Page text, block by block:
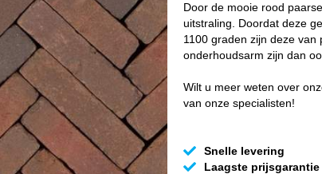
Door de mooie rood
uitstraling. Doordat deze
1100 graden zijn deze van
onderhoudsarm zijn dan
Wilt u meer weten over
van onze specialisten!
Snelle levering
Laagste prijsgarantie